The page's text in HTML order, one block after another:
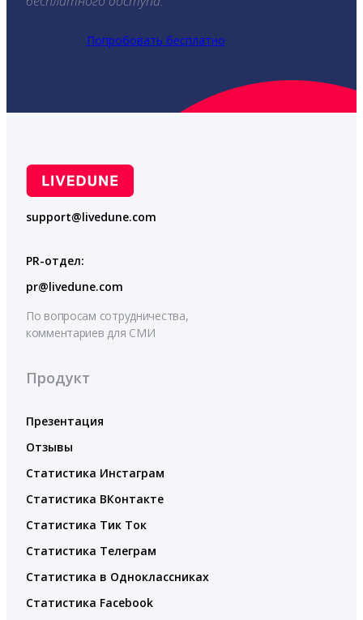
Попробовать бесплатно
support@livedune.com
PR-отдел:
pr@livedune.com
По вопросам сотрудничества,
комментариев для СМИ
Продукт
Презентация
Отзывы
Статистика Инстаграм
Статистика ВКонтакте
Статистика Тик Ток
Статистика Телеграм
Статистика в Одноклассниках
Статистика Facebook